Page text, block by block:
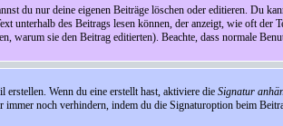
du nur deine eigenen Beiträge löschen oder editieren. Du
unterhalb des Beitrags lesen können, der anzeigt, wie oft
warum sie den Beitrag editierten). Beachte, dass normale
Wenn du eine erstellt hast, aktiviere die Signatur
noch verhindern, indem du die Signaturoption beim